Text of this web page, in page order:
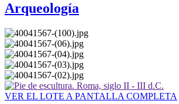
Arqueología
VER EL LOTE A PANTALLA COMPLETA